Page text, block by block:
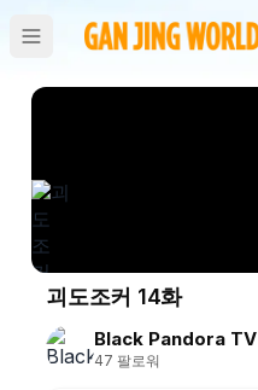
괴도조커 14화
47 팔로워